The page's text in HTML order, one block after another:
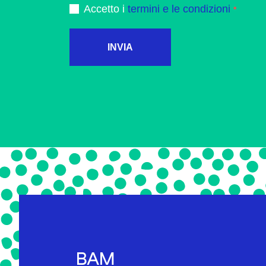
Accetto i termini e le condizioni
INVIA
BAM